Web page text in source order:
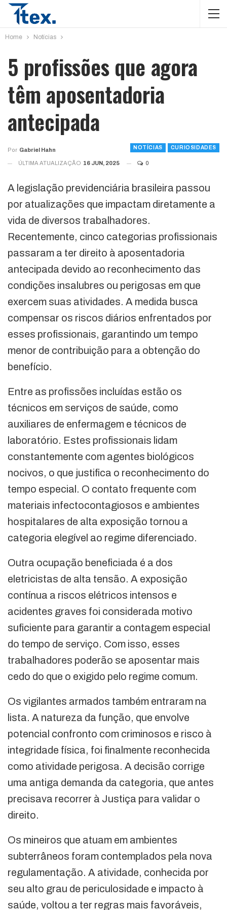
Home Notícias
5 profissões que agora
têm aposentadoria
antecipada
NOTÍCIAS CURIOSIDADES
Por Gabriel Hahn
ÚLTIMA ATUALIZAÇÃO 16 JUN, 2025 0
A legislação previdenciária brasileira passou
por atualizações que impactam diretamente a
vida de diversos trabalhadores.
Recentemente, cinco categorias profissionais
passaram a ter direito à aposentadoria
antecipada devido ao reconhecimento das
condições insalubres ou perigosas em que
exercem suas atividades. A medida busca
compensar os riscos diários enfrentados por
esses profissionais, garantindo um tempo
menor de contribuição para a obtenção do
benefício.
Entre as profissões incluídas estão os
técnicos em serviços de saúde, como
auxiliares de enfermagem e técnicos de
laboratório. Estes profissionais lidam
constantemente com agentes biológicos
nocivos, o que justifica o reconhecimento do
tempo especial. O contato frequente com
materiais infectocontagiosos e ambientes
hospitalares de alta exposição tornou a
categoria elegível ao regime diferenciado.
Outra ocupação beneficiada é a dos
eletricistas de alta tensão. A exposição
contínua a riscos elétricos intensos e
acidentes graves foi considerada motivo
suficiente para garantir a contagem especial
do tempo de serviço. Com isso, esses
trabalhadores poderão se aposentar mais
cedo do que o exigido pelo regime comum.
Os vigilantes armados também entraram na
lista. A natureza da função, que envolve
potencial confronto com criminosos e risco à
integridade física, foi finalmente reconhecida
como atividade perigosa. A decisão corrige
uma antiga demanda da categoria, que antes
precisava recorrer à Justiça para validar o
direito.
Os mineiros que atuam em ambientes
subterrâneos foram contemplados pela nova
regulamentação. A atividade, conhecida por
seu alto grau de periculosidade e impacto à
saúde, voltou a ter regras mais favoráveis,